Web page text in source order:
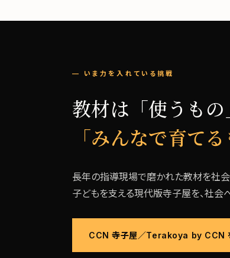
— いま力を入れている挑戦
教材は「使うもの
「みんなで育てる
長年の指導現場で磨かれた教材を社会
子どもを支える現代版寺子屋を、社会
CCN 寺子屋／Terakoya by CCN